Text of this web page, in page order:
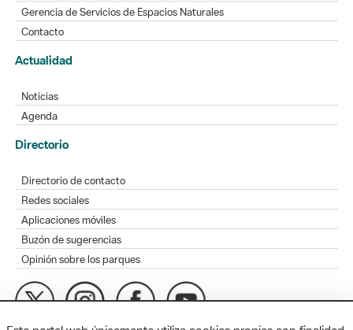
Gerencia de Servicios de Espacios Naturales
Contacto
Actualidad
Noticias
Agenda
Directorio
Directorio de contacto
Redes sociales
Aplicaciones móviles
Buzón de sugerencias
Opinión sobre los parques